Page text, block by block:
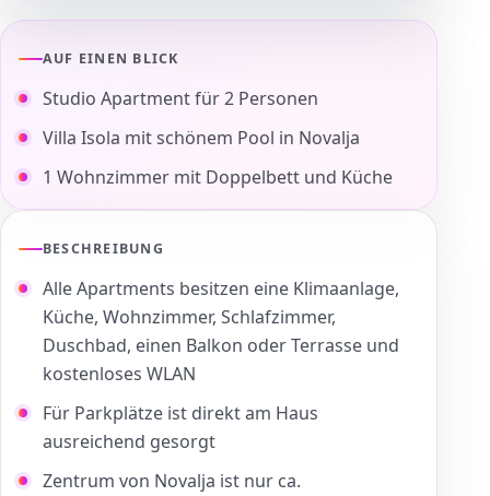
AUF EINEN BLICK
Studio Apartment für 2 Personen
Villa Isola mit schönem Pool in Novalja
1 Wohnzimmer mit Doppelbett und Küche
BESCHREIBUNG
Alle Apartments besitzen eine Klimaanlage,
Küche, Wohnzimmer, Schlafzimmer,
Duschbad, einen Balkon oder Terrasse und
kostenloses WLAN
Für Parkplätze ist direkt am Haus
ausreichend gesorgt
Zentrum von Novalja ist nur ca.